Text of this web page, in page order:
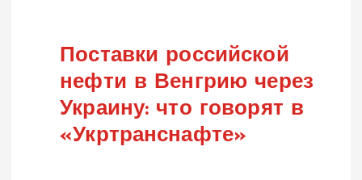
Поставки российской
нефти в Венгрию через
Украину: что говорят в
«Укртранснафте»